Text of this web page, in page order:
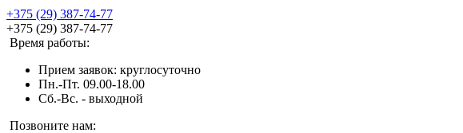
+375 (29) 387-74-77
+375 (29) 387-74-77
Время работы:
Прием заявок: круглосуточно
Пн.-Пт. 09.00-18.00
Cб.-Вс. - выходной
Позвоните нам: